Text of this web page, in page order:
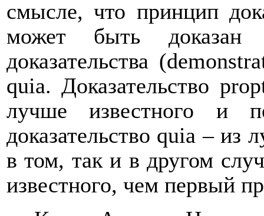
смысле, что принцип
может быть доказан
доказательства (
quia. Доказательство
лучше известного и
доказательство quia – из
в том, так и в другом
известного, чем первый